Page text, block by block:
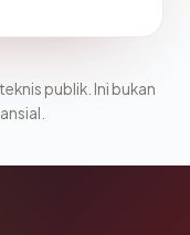
publik. Ini bukan